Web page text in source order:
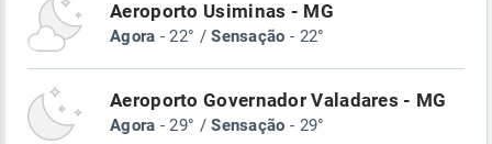
Aeroporto Usiminas - MG
Agora - 22° /Sensação - 22°
Aeroporto Governador Valadares - MG
Agora - 29° /Sensação - 29°